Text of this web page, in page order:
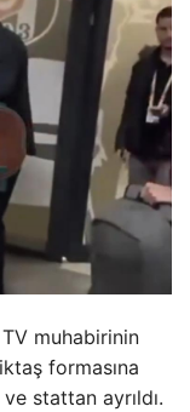
muhabirinin
formasına
stattan ayrıldı.